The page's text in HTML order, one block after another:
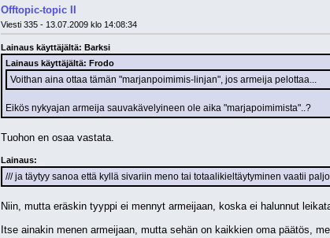
Offtopic-topic II
Viesti 335 - 13.07.2009 klo 14:08:34
Lainaus käyttäjältä: Barksi
Lainaus käyttäjältä: Frodo
Voithan aina ottaa tämän "marjanpoimimis-linjan", jos armeija pelottaa...
Eikös nykyajan armeija sauvakävelyineen ole aika "marjapoimimista"..?
Tuohon en osaa vastata.
Lainaus:
/// ja täytyy sanoa että kyllä sivariin meno tai totaalikieltäytyminen vaatii
Niin, mutta eräskin tyyppi ei mennyt armeijaan, koska ei halunnut
Itse ainakin menen armeijaan, mutta sehän on kaikkien oma päätös,